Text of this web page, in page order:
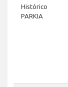
Histórico
PARKIA